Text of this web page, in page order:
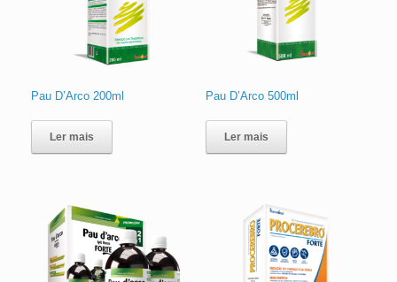
Pau D’Arco 200ml
Ler mais
Pau D’Arco 500ml
Ler mais